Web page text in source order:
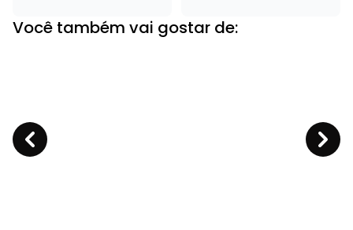
Você também vai gostar de: